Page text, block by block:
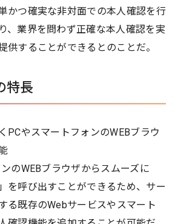
かつ確実な非対面での本人確認を行
、業界を問わず正確な本人確認を実
供することができるとのことだ。
特長
PCやスマートフォンのWEBブラウ
のWEBブラウザからスムーズに
を呼び出すことができるため、サー
る既存のWebサービスやスマート